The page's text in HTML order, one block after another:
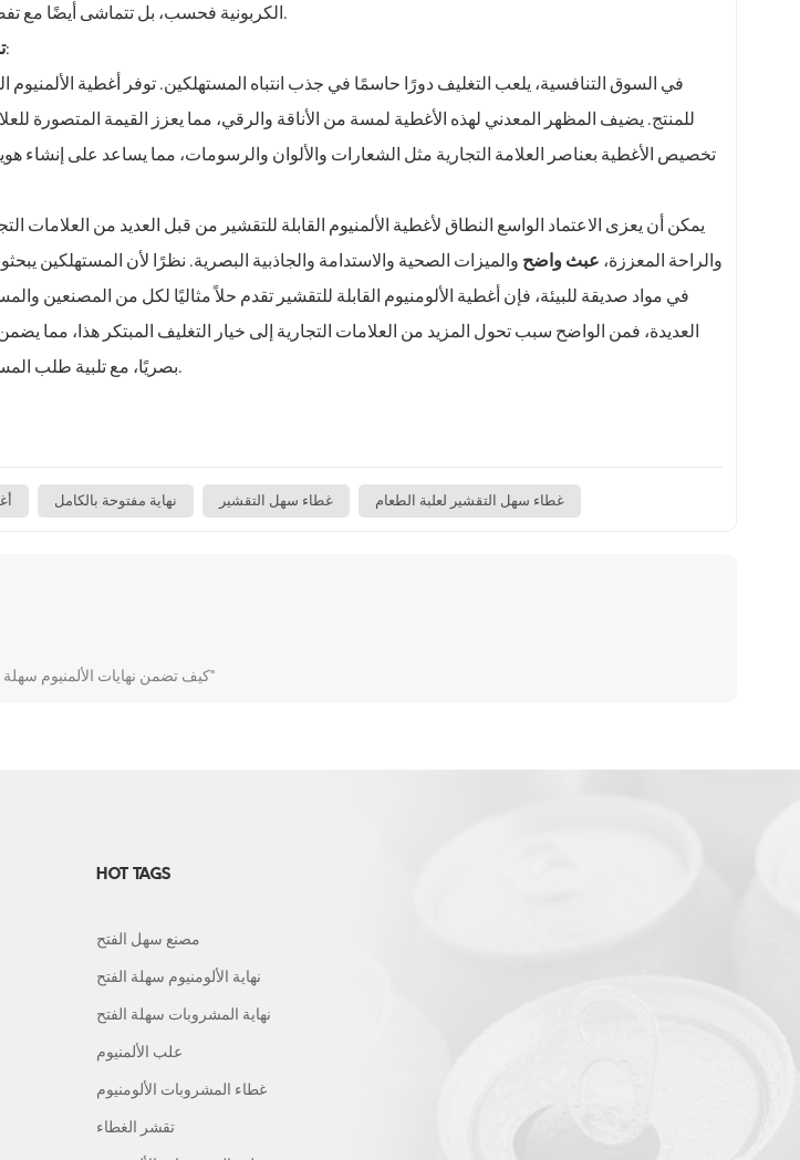
الكربونية فحسب، بل تتماشى أيضًا مع تفضيلات المستهلكين المهتمين بالبيئة.
:
في السوق التنافسية، يلعب التغليف دورًا حاسمًا في جذب انتباه المستهلكين. توفر أغطية الألمنيوم
للمنتج. يضيف المظهر المعدني لهذه الأغطية لمسة من الأناقة والرقي، مما يعزز القيمة المتصورة
تخصيص الأغطية بعناصر العلامة التجارية مثل الشعارات والألوان والرسومات، مما يساعد على إنشاء
يمكن أن يعزى الاعتماد الواسع النطاق لأغطية الألمنيوم القابلة للتقشير من قبل العديد من العلامات
والراحة المعززة، عبث واضح والميزات الصحية والاستدامة والجاذبية البصرية. نظرًا لأن المستهلكين
في مواد صديقة للبيئة، فإن أغطية الألومنيوم القابلة للتقشير تقدم حلاً مثاليًا لكل من المصنعين
العديدة، فمن الواضح سبب تحول المزيد من العلامات التجارية إلى خيار التغليف المبتكر هذا، مما
بصريًا، مع تلبية طلب المستهلكين من أجل الاستدامة والراحة.
نهاية مفتوحة بالكامل غطاء سهل التقشير غطاء سهل التقشير لعلبة الطعام
"كيف تضمن نهايات الألمنيوم سهلة الفتح نضارة المنتجات وأمانها؟"
HOT TAGS
مصنع سهل الفتح
نهاية الألومنيوم سهلة الفتح
نهاية المشروبات سهلة الفتح
علب الألمنيوم
غطاء المشروبات الألومنيوم
تقشر الغطاء